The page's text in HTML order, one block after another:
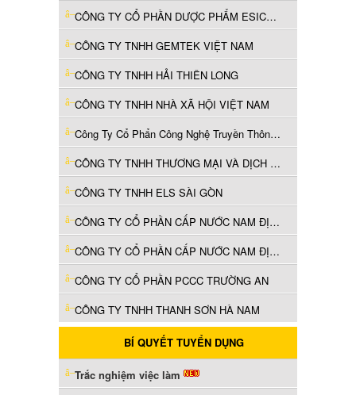
CÔNG TY CỔ PHẦN DƯỢC PHẨM ESICO VIỆT NAM
CÔNG TY TNHH GEMTEK VIỆT NAM
CÔNG TY TNHH HẢI THIÊN LONG
CÔNG TY TNHH NHÀ XÃ HỘI VIỆT NAM
Công Ty Cổ Phẩn Công Nghệ Truyền Thông Á Việt
CÔNG TY TNHH THƯƠNG MẠI VÀ DỊCH VỤ TỔNG HỢP H&H
CÔNG TY TNHH ELS SÀI GÒN
CÔNG TY CỔ PHẦN CẤP NƯỚC NAM ĐỊNH
CÔNG TY CỔ PHẦN CẤP NƯỚC NAM ĐỊNH
CÔNG TY CỔ PHẦN PCCC TRƯỜNG AN
CÔNG TY TNHH THANH SƠN HÀ NAM
BÍ QUYẾT TUYỂN DỤNG
Trắc nghiệm việc làm